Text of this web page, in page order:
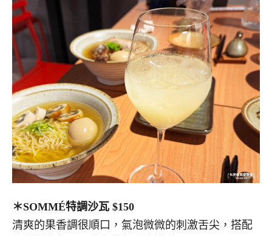
＊SOMMÉ特調沙瓦 $150
清爽的果香調很順口，氣泡微微的刺激舌尖，搭配